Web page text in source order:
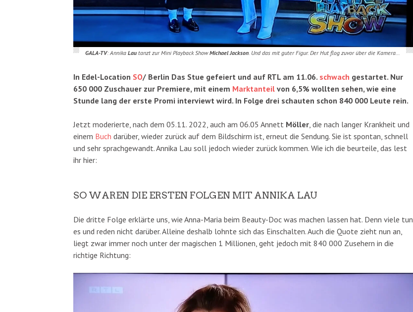
GALA-TV: Annika Lautanzt zur Mini Playback ShowMichael Jackson. Und das mit guter Figur. Der Hut flog zuvor über die Kamera…
In Edel-Location SO/ Berlin Das Stue gefeiert und auf RTL am 11.06. schwach gestartet. Nur
650 000 Zuschauer zur Premiere, mit einem Marktanteil von 6,5% wollten sehen, wie eine
Stunde lang der erste Promi interviewt wird. In Folge drei schauten schon 840 000 Leute rein.
Jetzt moderierte, nach dem 05.11. 2022, auch am 06.05 Annett Möller, die nach langer Krankheit und
einem Buch darüber, wieder zurück auf dem Bildschirm ist, erneut die Sendung. Sie ist spontan, schnell
und sehr sprachgewandt. Annika Lau soll jedoch wieder zurück kommen. Wie ich die beurteile, das lest
ihr hier:
SO WAREN DIE ERSTEN FOLGEN MIT ANNIKA LAU
Die dritte Folge erklärte uns, wie Anna-Maria beim Beauty-Doc was machen lassen hat. Denn viele tun
es und reden nicht darüber. Alleine deshalb lohnte sich das Einschalten. Auch die Quote zieht nun an,
liegt zwar immer noch unter der magischen 1 Millionen, geht jedoch mit 840 000 Zusehern in die
richtige Richtung: